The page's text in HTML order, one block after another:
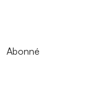
Abonné